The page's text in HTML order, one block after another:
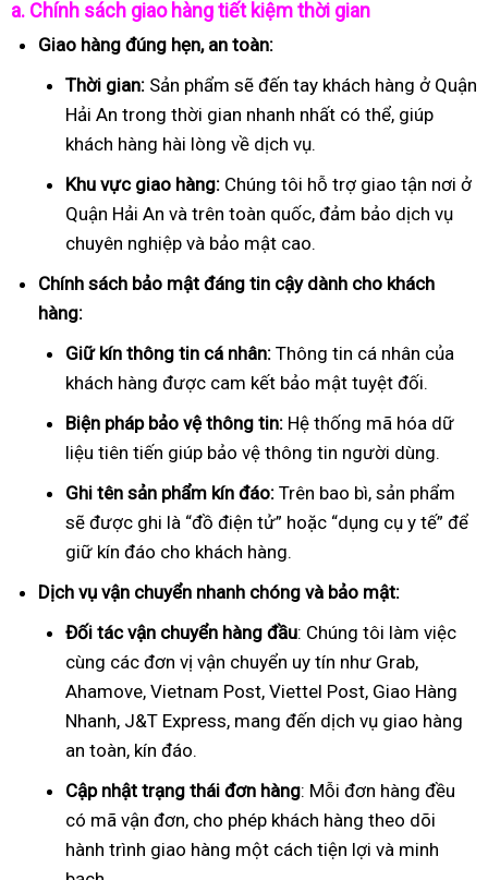
a. Chính sách giao hàng tiết kiệm thời gian
Giao hàng đúng hẹn, an toàn:
Thời gian: Sản phẩm sẽ đến tay khách hàng ở Quận
Hải An trong thời gian nhanh nhất có thể, giúp
khách hàng hài lòng về dịch vụ.
Khu vực giao hàng: Chúng tôi hỗ trợ giao tận nơi ở
Quận Hải An và trên toàn quốc, đảm bảo dịch vụ
chuyên nghiệp và bảo mật cao.
Chính sách bảo mật đáng tin cậy dành cho khách
hàng:
Giữ kín thông tin cá nhân: Thông tin cá nhân của
khách hàng được cam kết bảo mật tuyệt đối.
Biện pháp bảo vệ thông tin: Hệ thống mã hóa dữ
liệu tiên tiến giúp bảo vệ thông tin người dùng.
Ghi tên sản phẩm kín đáo: Trên bao bì, sản phẩm
sẽ được ghi là “đồ điện tử” hoặc “dụng cụ y tế” để
giữ kín đáo cho khách hàng.
Dịch vụ vận chuyển nhanh chóng và bảo mật:
Đối tác vận chuyển hàng đầu: Chúng tôi làm việc
cùng các đơn vị vận chuyển uy tín như Grab,
Ahamove, Vietnam Post, Viettel Post, Giao Hàng
Nhanh, J&T Express, mang đến dịch vụ giao hàng
an toàn, kín đáo.
Cập nhật trạng thái đơn hàng: Mỗi đơn hàng đều
có mã vận đơn, cho phép khách hàng theo dõi
hành trình giao hàng một cách tiện lợi và minh